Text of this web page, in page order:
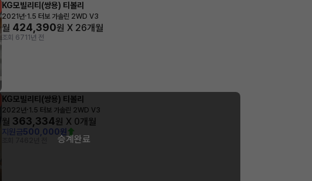
KG모빌리티(쌍용) 티볼리
2021년·1.5 터보 가솔린 2WD V3
월 424,390원 X 26개월
조회 671 1년 전
KG모빌리티(쌍용) 티볼리
2022년· 1.5 터보 가솔린 2WD V3
월 363,334원 X 0개월
지원금500,000원
승계완료